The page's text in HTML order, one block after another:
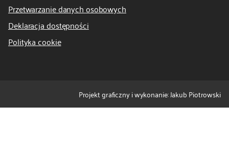
Przetwarzanie danych osobowych
Deklaracja dostępności
Polityka cookie
Projekt graficzny i wykonanie: Jakub Piotrowski